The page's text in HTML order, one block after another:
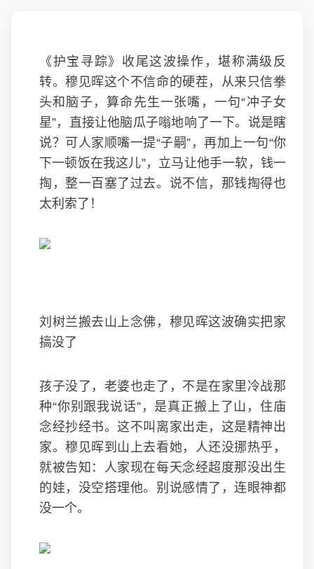
《护宝寻踪》收尾这波操作，堪称满级反
转。穆见晖这个不信命的硬茬，从来只信拳
头和脑子，算命先生一张嘴，一句“冲子女
星”，直接让他脑瓜子嗡地响了一下。说是瞎
说？可人家顺嘴一提“子嗣”，再加上一句“你
下一顿饭在我这儿”，立马让他手一软，钱一
掏，整一百塞了过去。说不信，那钱掏得也
太利索了！
刘树兰搬去山上念佛，穆见晖这波确实把家
搞没了
孩子没了，老婆也走了，不是在家里冷战那
种“你别跟我说话”，是真正搬上了山，住庙
念经抄经书。这不叫离家出走，这是精神出
家。穆见晖到山上去看她，人还没挪热乎，
就被告知：人家现在每天念经超度那没出生
的娃，没空搭理他。别说感情了，连眼神都
没一个。